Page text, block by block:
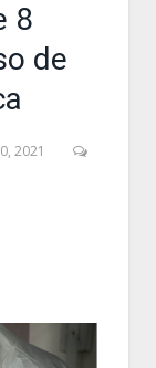
8
de
2021